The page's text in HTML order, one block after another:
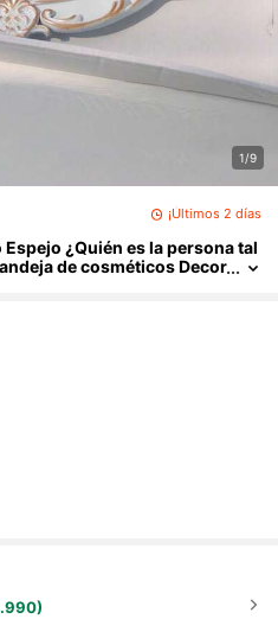
1/9
¡Últimos 2 días
¿Quién es la persona tal
de cosméticos Decor